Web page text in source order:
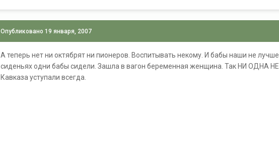
Опубликовано19 января, 2007
А теперь нет ни октябрят ни пионеров. Воспитывать некому. И бабы наши не
сиденьях одни бабы сидели. Зашла в вагон беременная женщина. Так НИ ОДНА
Кавказа уступали всегда.